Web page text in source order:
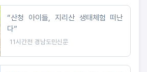
“산청 아이들, 지리산 생태체험 떠난
다”
11시간전 경남도민신문